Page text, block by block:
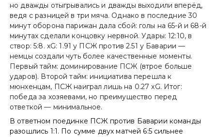
но дважды отыгрывались и дважды выходили вперёд,
ведя с разницей в три мяча. Однако в последние 30
минут оборона парижан дала сбой: голы на 65-й и 68-й
минутах сделали концовку нервной. Удары: 12:10, в
створ: 5:8. xG: 1.91 у ПСЖ против 2.51 у Баварии —
немцы создали чуть более качественные моменты.
Первый тайм: доминирование ПСЖ (втрое больше
ударов). Второй тайм: инициатива перешла к
мюнхенцам, ПСЖ наиграл лишь на 0.27 xG. Итог:
победа за хозяевами, но преимущество перед
ответкой — минимальное.
В ответном поединке ПСЖ против Баварии команды
разошлись 1:1. По сумме двух матчей 6:5 сильнее